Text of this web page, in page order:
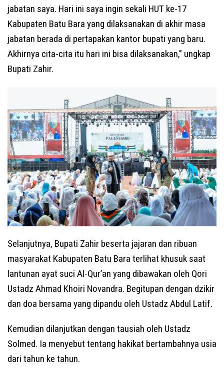
jabatan saya. Hari ini saya ingin sekali HUT ke-17
Kabupaten Batu Bara yang dilaksanakan di akhir masa
jabatan berada di pertapakan kantor bupati yang baru.
Akhirnya cita-cita itu hari ini bisa dilaksanakan,” ungkap
Bupati Zahir.
Selanjutnya, Bupati Zahir beserta jajaran dan ribuan
masyarakat Kabupaten Batu Bara terlihat khusuk saat
lantunan ayat suci Al-Qur’an yang dibawakan oleh Qori
Ustadz Ahmad Khoiri Novandra. Begitupan dengan dzikir
dan doa bersama yang dipandu oleh Ustadz Abdul Latif.
Kemudian dilanjutkan dengan tausiah oleh Ustadz
Solmed. Ia menyebut tentang hakikat bertambahnya usia
dari tahun ke tahun.